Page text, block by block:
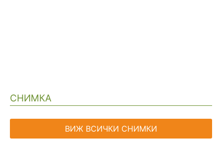
СНИМКА
ВИЖ ВСИЧКИ СНИМКИ